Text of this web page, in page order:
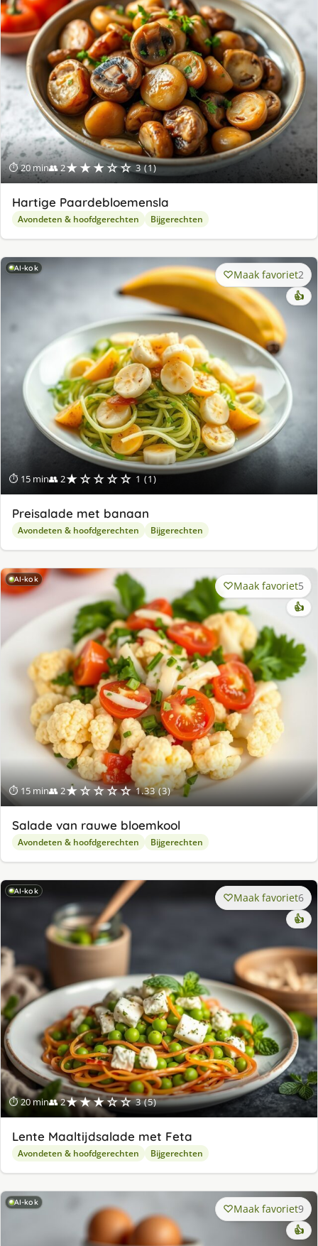
⏱ 20 min👥 2★★★☆☆ 3 (1)
Hartige Paardebloemensla
Avondeten & hoofdgerechten Bijgerechten
AI-kok
⏱ 15 min👥 2★☆☆☆☆ 1 (1)
Maak favoriet2
👍
Preisalade met banaan
Avondeten & hoofdgerechten Bijgerechten
AI-kok
⏱ 15 min👥 2★☆☆☆☆ 1.33 (3)
Maak favoriet5
👍
Salade van rauwe bloemkool
Avondeten & hoofdgerechten Bijgerechten
AI-kok
⏱ 20 min👥 2★★★☆☆ 3 (5)
Maak favoriet6
👍
Lente Maaltijdsalade met Feta
Avondeten & hoofdgerechten Bijgerechten
AI-kok Maak favoriet9
👍